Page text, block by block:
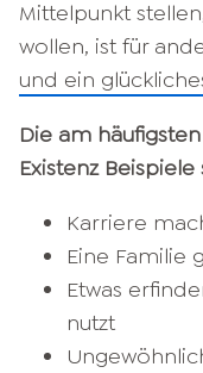
Mittelpunkt
wollen, ist für
und ein
Die am
Existenz Beispiele
Karriere
Eine Familie
Etwas
nutzt